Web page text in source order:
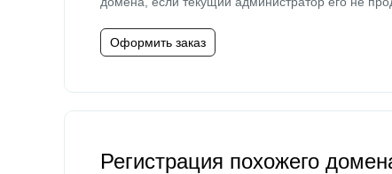
Оформить заказ
Регистрация похожего